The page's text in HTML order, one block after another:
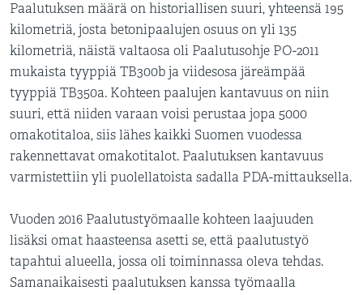
Paalutuksen määrä on historiallisen suuri, yhteensä 195
kilometriä, josta betonipaalujen osuus on yli 135
kilometriä, näistä valtaosa oli Paalutusohje PO-2011
mukaista tyyppiä TB300b ja viidesosa järeämpää
tyyppiä TB350a. Kohteen paalujen kantavuus on niin
suuri, että niiden varaan voisi perustaa jopa 5000
omakotitaloa, siis lähes kaikki Suomen vuodessa
rakennettavat omakotitalot. Paalutuksen kantavuus
varmistettiin yli puolellatoista sadalla PDA-mittauksella.
Vuoden 2016 Paalutustyömaalle kohteen laajuuden
lisäksi omat haasteensa asetti se, että paalutustyö
tapahtui alueella, jossa oli toiminnassa oleva tehdas.
Samanaikaisesti paalutuksen kanssa työmaalla